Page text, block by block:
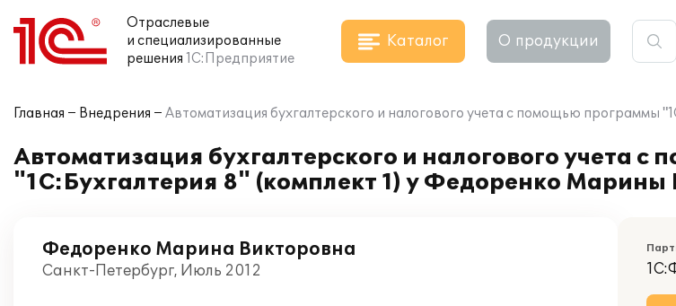
Отраслевые
и специализированные
решения 1С:Предприятие
Каталог О продукции
Главная Внедрения Автоматизация бухгалтерского и налогового учета с помощью программы
Автоматизация бухгалтерского и налогового учета
"1С:Бухгалтерия 8" (комплект 1) у Федоренко Марины
Федоренко Марина Викторовна
Санкт-Петербург, Июль 2012